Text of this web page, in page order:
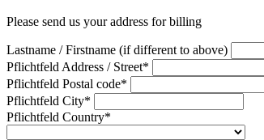
Please send us your address for billing
Lastname / Firstname (if different to above)
Pflichtfeld Address / Street*
Pflichtfeld Postal code*
Pflichtfeld City*
Pflichtfeld Country*